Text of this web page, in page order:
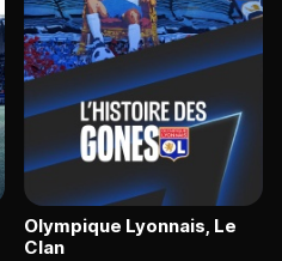
Olympique Lyonnais, Le
Clan